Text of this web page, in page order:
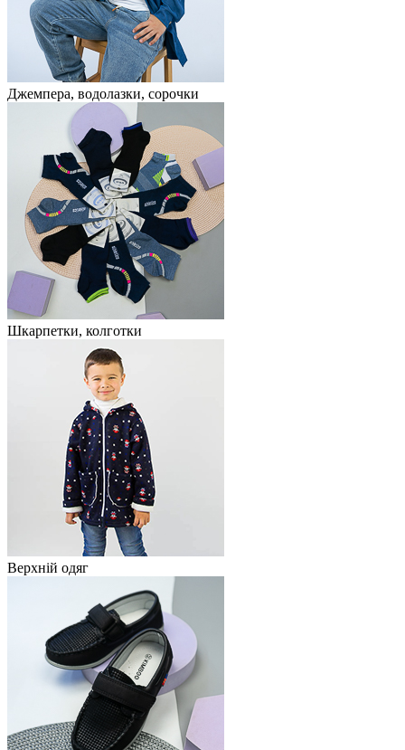
Джемпера, водолазки, сорочки
Шкарпетки, колготки
Верхній одяг